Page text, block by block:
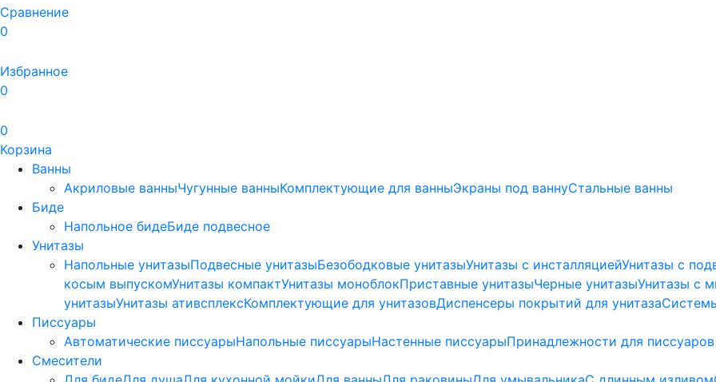
Сравнение
0
Избранное
0
0
Корзина
Ванны
Акриловые ванныЧугунные ванныКомплектующие для ванныЭкраны под ваннуСтальные ванны
Биде
Напольное бидеБиде пoдвеснoе
Унитазы
Напольные унитазыПодвесные унитазыБезободковые унитазыУнитазы с инсталляциейУнитазы с
косым выпускомУнитазы компактУнитазы моноблокПриставные унитазыЧерные унитазыУнитазы с
унитазыУнитазы ативсплексКомплектующие для унитазовДиспенсеры покрытий для унитаза
Писсуары
Автоматические писсуарыНапольные писсуарыНастенные писсуарыПринадлежности для писсуаров
Смесители